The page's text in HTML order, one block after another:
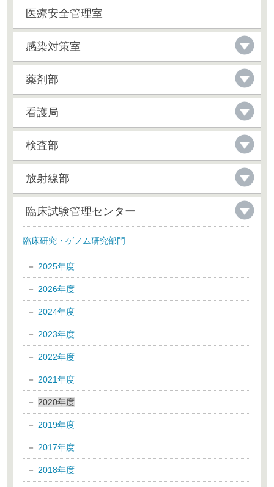
医療安全管理室
感染対策室
薬剤部
看護局
検査部
放射線部
臨床試験管理センター
臨床研究・ゲノム研究部門
2025年度
2026年度
2024年度
2023年度
2022年度
2021年度
2020年度
2019年度
2017年度
2018年度